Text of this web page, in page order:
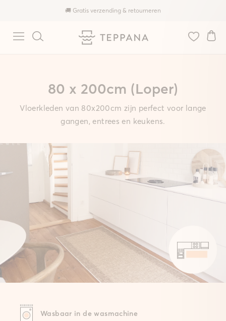
🚚 Gratis verzending & retourneren
80 x 200cm (Loper)
Vloerkleden van 80x200cm zijn perfect voor lange
gangen, entrees en keukens.
Wasbaar in de wasmachine